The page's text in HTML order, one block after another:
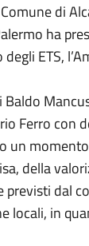
di
ha
ETS,
Baldo
Ferro con
un
della
dal
locali, in